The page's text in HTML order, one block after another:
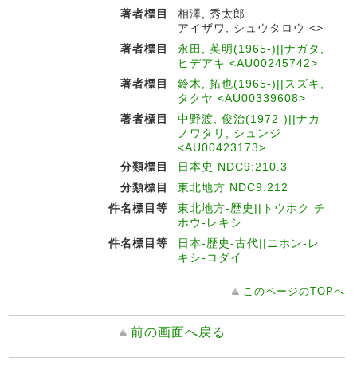
著者標目
相澤, 秀太郎
アイザワ, シュウタロウ <>
著者標目
永田, 英明(1965-)||ナガタ,
ヒデアキ <AU00245742>
著者標目
鈴木, 拓也(1965-)||スズキ,
タクヤ <AU00339608>
著者標目
中野渡, 俊治(1972-)||ナカ
ノワタリ, シュンジ
<AU00423173>
分類標目
日本史 NDC9:210.3
分類標目
東北地方 NDC9:212
件名標目等
東北地方-歴史||トウホク チ
ホウ-レキシ
件名標目等
日本-歴史-古代||ニホン-レ
キシ-コダイ
このページのTOPへ
前の画面へ戻る